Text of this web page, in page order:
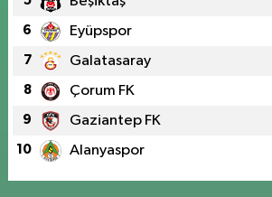
6 Eyüpspor
7 Galatasaray
8 Çorum FK
9 Gaziantep FK
10 Alanyaspor